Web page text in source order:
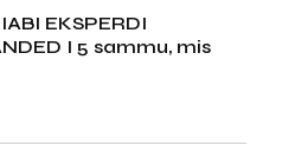
EKSPERDI
I 5 sammu, mis